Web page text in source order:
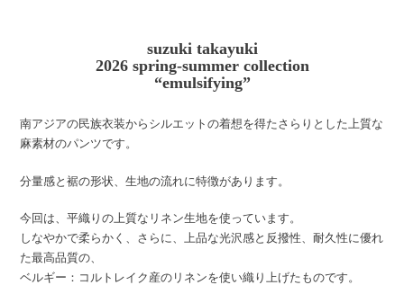
suzuki takayuki
2026 spring-summer collection
“emulsifying”
南アジアの民族衣装からシルエットの着想を得たさらりとした上質な
麻素材のパンツです。
分量感と裾の形状、生地の流れに特徴があります。
今回は、平織りの上質なリネン生地を使っています。
しなやかで柔らかく、さらに、上品な光沢感と反撥性、耐久性に優れ
た最高品質の、
ベルギー：コルトレイク産のリネンを使い織り上げたものです。